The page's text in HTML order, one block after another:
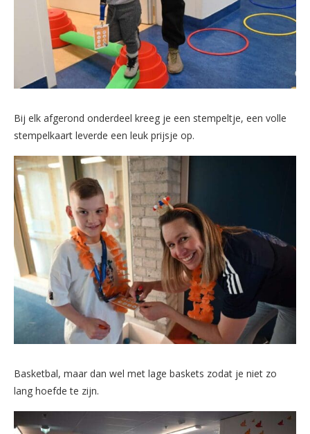
Bij elk afgerond onderdeel kreeg je een stempeltje, een volle
stempelkaart leverde een leuk prijsje op.
Basketbal, maar dan wel met lage baskets zodat je niet zo
lang hoefde te zijn.